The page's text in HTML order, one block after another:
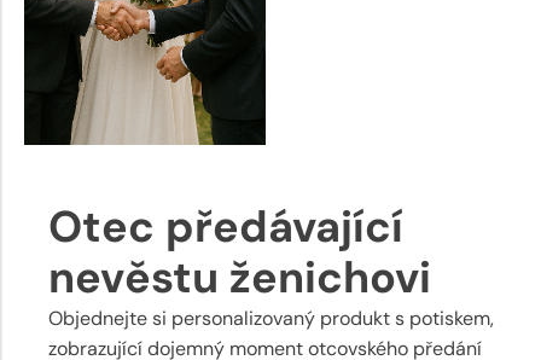
Otec předávající
nevěstu ženichovi
Objednejte si personalizovaný produkt s potiskem,
zobrazující dojemný moment otcovského předání